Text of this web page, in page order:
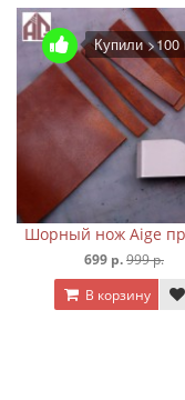
Купили >100
Шорный нож Aige
699 р.999 р.
В корзину